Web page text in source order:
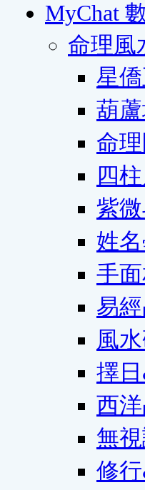
MyChat
命理風
星
葫
命
四
紫
姓
手
易
風
擇
西
無
修